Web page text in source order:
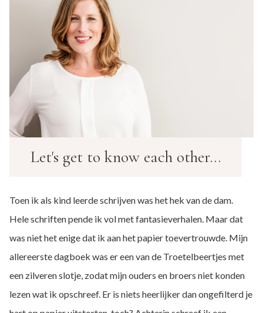
Let's get to know each other...
Toen ik als kind leerde schrijven was het hek van de dam.
Hele schriften pende ik vol met fantasieverhalen. Maar dat
was niet het enige dat ik aan het papier toevertrouwde. Mijn
allereerste dagboek was er een van de Troetelbeertjes met
een zilveren slotje, zodat mijn ouders en broers niet konden
lezen wat ik opschreef. Er is niets heerlijker dan ongefilterd je